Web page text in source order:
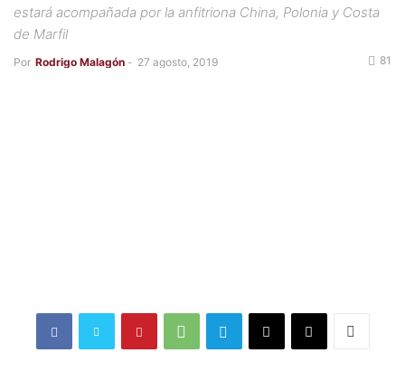
estará acompañada por la anfitriona China, Polonia y Costa
de Marfil
Por Rodrigo Malagón - 27 agosto, 2019 81